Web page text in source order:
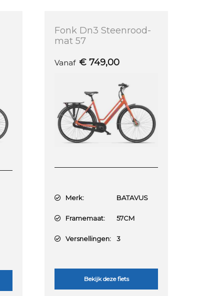
Fonk Dn3 Steenrood-
mat 57
Vanaf € 749,00
Merk: BATAVUS
Framemaat: 57CM
Versnellingen: 3
Bekijk deze fiets